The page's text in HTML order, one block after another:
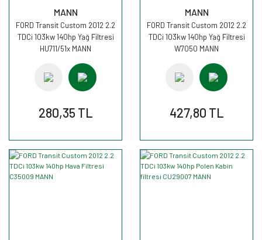
MANN
FORD Transit Custom 2012 2.2
TDCi 103kw 140hp Yağ Filtresi
HU711/51x MANN
280,35 TL
MANN
FORD Transit Custom 2012 2.2
TDCi 103kw 140hp Yağ Filtresi
W7050 MANN
427,80 TL